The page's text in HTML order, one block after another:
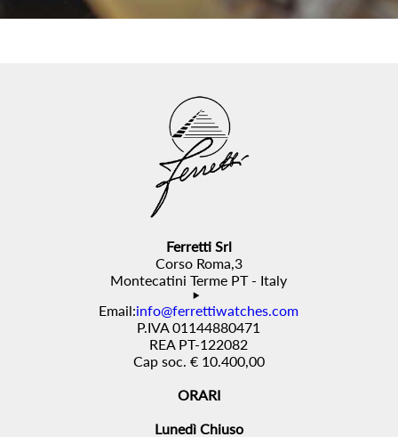
Ferretti Srl
Corso Roma,3
Montecatini Terme PT - Italy
Email:info@ferrettiwatches.com
P.IVA 01144880471
REA PT-122082
Cap soc. € 10.400,00
ORARI
Lunedì Chiuso